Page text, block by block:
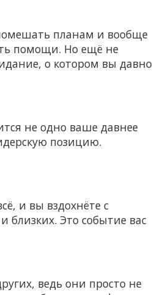
планам и вообще
помощи. Но ещё не
о котором вы давно
не одно ваше давнее
позицию.
и вы вздохнёте с
близких. Это событие вас
ведь они просто не